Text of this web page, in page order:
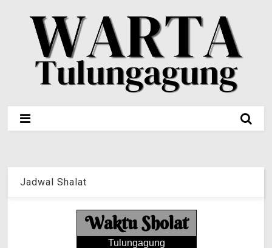
Jadwal Shalat